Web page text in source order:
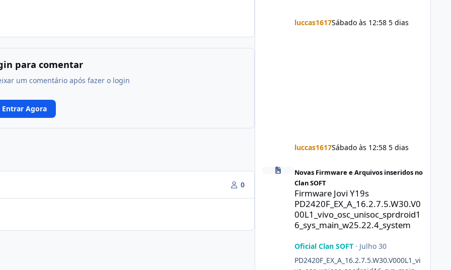
para comentar
um comentário após fazer o login
Entrar Agora
0
luccas1617Sábado às 12:58 5 dias
luccas1617Sábado às 12:58 5 dias
Novas Firmware e Arquivos inseridos no
Clan SOFT
Firmware Jovi Y19s
PD2420F_EX_A_16.2.7.5.W30.V0
00L1_vivo_osc_unisoc_sprdroid1
6_sys_main_w25.22.4_system
Oficial Clan SOFT· Julho 30
PD2420F_EX_A_16.2.7.5.W30.V000L1_vi